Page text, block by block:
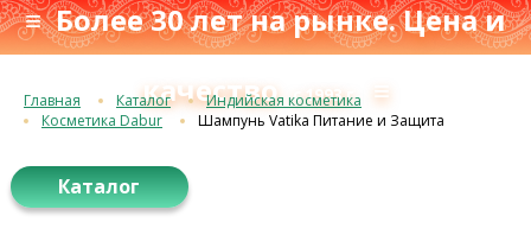
≡ Более 30 лет на рынке. Цена и
качествос 1993 г.≡
Главная Каталог
Индийская косметика
Косметика Dabur
Шампунь Vatika Питание и Защита
Каталог